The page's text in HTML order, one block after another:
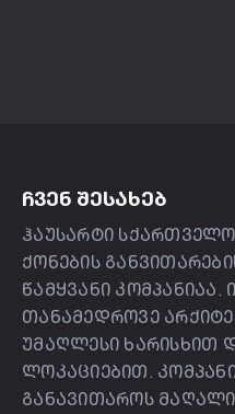
ᲩᲕᲔᲜ ᲨᲔᲡᲐᲮᲔᲑ
ჰაუსარტი
ქონების
წამყვანი კომპანიაა.
თანამედროვე
უმაღლესი ხარისხით
ლოკაციებით.
განავითაროს